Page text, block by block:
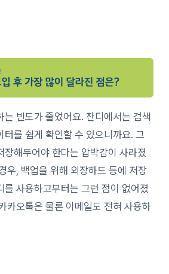
는 빈도가 줄었어요. 잔디에서는 검색
터를 쉽게 확인할 수 있으니까요. 그
장해두어야 한다는 압박감이 사라졌
우, 백업을 위해 외장하드 등에 저장
를 사용하고부터는 그런 점이 없어졌
카오톡은 물론 이메일도 전혀 사용하